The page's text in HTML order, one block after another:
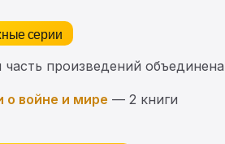
серии
часть произведений
о войне и мире — 2 книги